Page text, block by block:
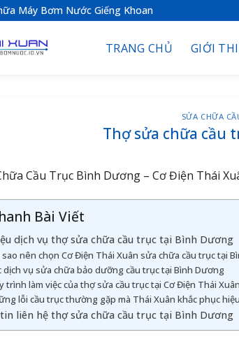
Máy Bơm Nước Giếng Khoan
TRANG CHỦ GIỚI
SỬA CHỮA
Thợ sửa chữa cầu
Cầu Trục Bình Dương – Cơ Điện Thái
Bài Viết
dịch vụ thợ sửa chữa cầu trục tại Bình Dương
sao nên chọn Cơ Điện Thái Xuân sửa chữa cầu trục tại
dịch vụ sửa chữa bảo dưỡng cầu trục tại Bình Dương
trình làm việc của thợ sửa cầu trục tại Cơ Điện Thái Xuân
lỗi cầu trục thường gặp mà Thái Xuân khắc phục
liên hệ thợ sửa chữa cầu trục tại Bình Dương